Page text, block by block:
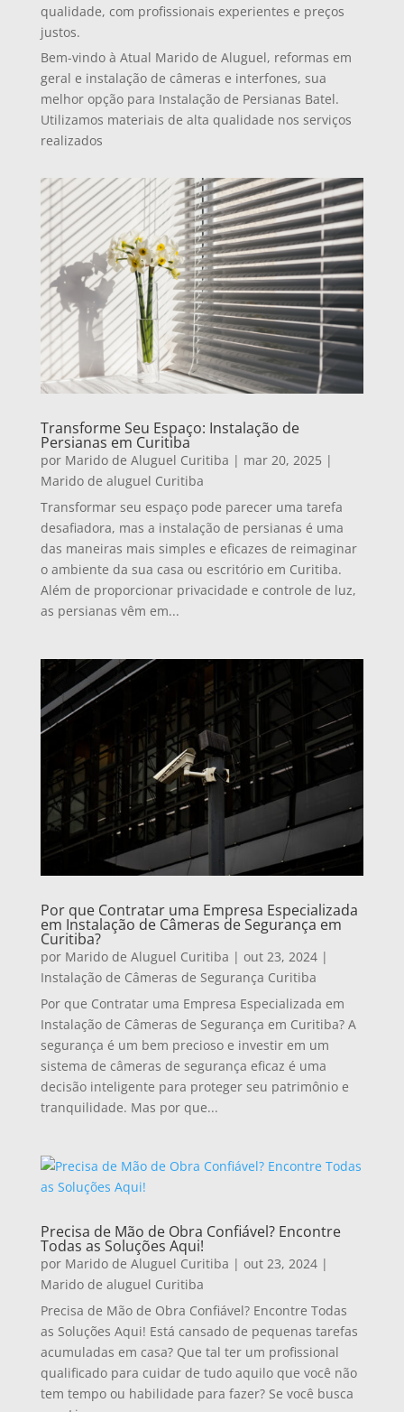
qualidade, com profissionais experientes e preços
justos.
Bem-vindo à Atual Marido de Aluguel, reformas em
geral e instalação de câmeras e interfones, sua
melhor opção para Instalação de Persianas Batel.
Utilizamos materiais de alta qualidade nos serviços
realizados
Transforme Seu Espaço: Instalação de
Persianas em Curitiba
por Marido de Aluguel Curitiba | mar 20, 2025 |
Marido de aluguel Curitiba
Transformar seu espaço pode parecer uma tarefa
desafiadora, mas a instalação de persianas é uma
das maneiras mais simples e eficazes de reimaginar
o ambiente da sua casa ou escritório em Curitiba.
Além de proporcionar privacidade e controle de luz,
as persianas vêm em...
Por que Contratar uma Empresa Especializada
em Instalação de Câmeras de Segurança em
Curitiba?
por Marido de Aluguel Curitiba | out 23, 2024|
Instalação de Câmeras de Segurança Curitiba
Por que Contratar uma Empresa Especializada em
Instalação de Câmeras de Segurança em Curitiba? A
segurança é um bem precioso e investir em um
sistema de câmeras de segurança eficaz é uma
decisão inteligente para proteger seu patrimônio e
tranquilidade. Mas por que...
Precisa de Mão de Obra Confiável? Encontre
Todas as Soluções Aqui!
por Marido de Aluguel Curitiba | out 23, 2024|
Marido de aluguel Curitiba
Precisa de Mão de Obra Confiável? Encontre Todas
as Soluções Aqui! Está cansado de pequenas tarefas
acumuladas em casa? Que tal ter um profissional
qualificado para cuidar de tudo aquilo que você não
tem tempo ou habilidade para fazer? Se você busca